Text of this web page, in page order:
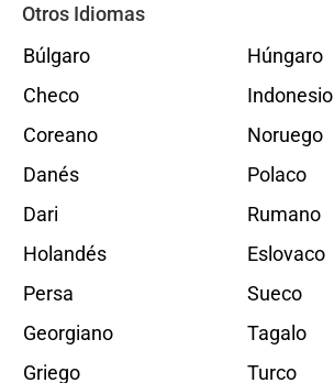
Otros Idiomas
Búlgaro
Checo
Coreano
Danés
Dari
Holandés
Persa
Georgiano
Griego
Húngaro
Indonesio
Noruego
Polaco
Rumano
Eslovaco
Sueco
Tagalo
Turco